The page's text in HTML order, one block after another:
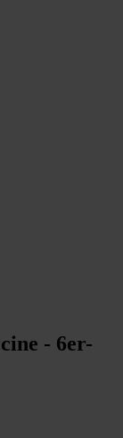
- 6er-